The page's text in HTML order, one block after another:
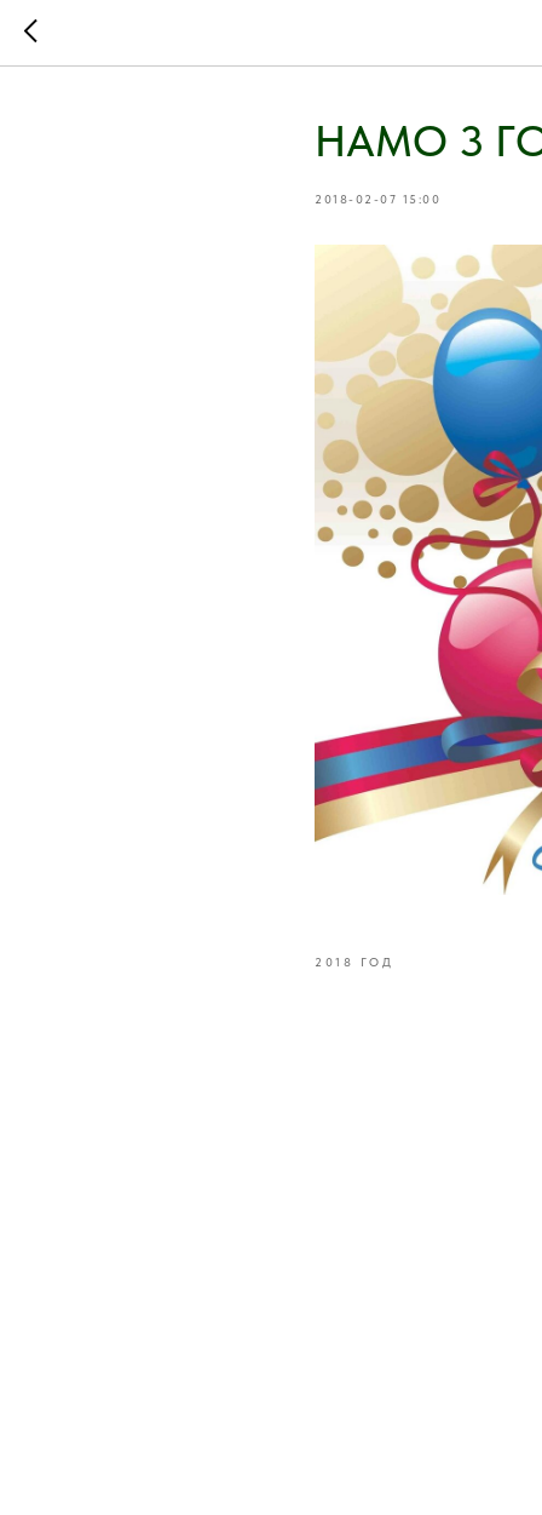
НАМО 3
2018-02-07 15:00
2018 ГОД